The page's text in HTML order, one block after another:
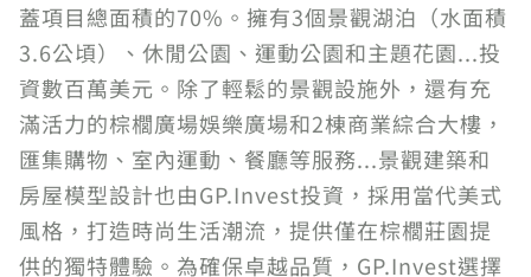
蓋項目總面積的70%。擁有3個景觀湖泊（水面積
3.6公頃）、休閒公園、運動公園和主題花園...投
資數百萬美元。除了輕鬆的景觀設施外，還有充
滿活力的棕櫚廣場娛樂廣場和2棟商業綜合大樓，
匯集購物、室內運動、餐廳等服務...景觀建築和
房屋模型設計也由GP.Invest投資，採用當代美式
風格，打造時尚生活潮流，提供僅在棕櫚莊園提
供的獨特體驗。為確保卓越品質，GP.Invest選擇